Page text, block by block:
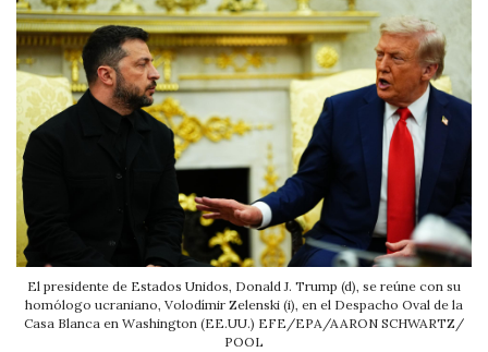
El presidente de Estados Unidos, Donald J. Trump (d), se reúne con su
homólogo ucraniano, Volodímir Zelenski (i), en el Despacho Oval de la
Casa Blanca en Washington (EE.UU.) EFE/EPA/AARON SCHWARTZ/
POOL